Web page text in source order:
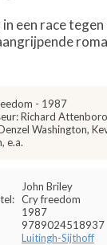
een race
- 1987
Richard
Washington,
e.a.
John Briley
Cry freedom
1987
9789024518937
Luitingh-Sijthoff